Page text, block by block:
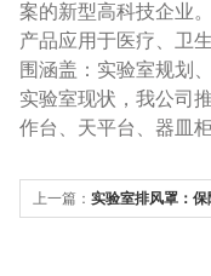
案的新型高科技企业
产品应用于医疗、卫
围涵盖：实验室规划
实验室现状，我公司
作台、天平台、器皿
上一篇： 实验室排风罩：